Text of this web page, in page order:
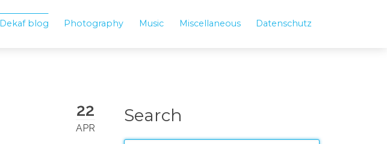
Dekaf blog Photography Music Miscellaneous Datenschutz
22
APR
Search